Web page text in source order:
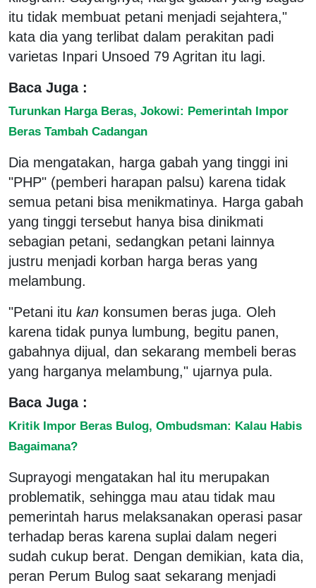
itu tidak membuat petani menjadi sejahtera,"
kata dia yang terlibat dalam perakitan padi
varietas Inpari Unsoed 79 Agritan itu lagi.
Baca Juga :
Turunkan Harga Beras, Jokowi: Pemerintah Impor
Beras Tambah Cadangan
Dia mengatakan, harga gabah yang tinggi ini
"PHP" (pemberi harapan palsu) karena tidak
semua petani bisa menikmatinya. Harga gabah
yang tinggi tersebut hanya bisa dinikmati
sebagian petani, sedangkan petani lainnya
justru menjadi korban harga beras yang
melambung.
"Petani itu kan konsumen beras juga. Oleh
karena tidak punya lumbung, begitu panen,
gabahnya dijual, dan sekarang membeli beras
yang harganya melambung," ujarnya pula.
Baca Juga :
Kritik Impor Beras Bulog, Ombudsman: Kalau Habis
Bagaimana?
Suprayogi mengatakan hal itu merupakan
problematik, sehingga mau atau tidak mau
pemerintah harus melaksanakan operasi pasar
terhadap beras karena suplai dalam negeri
sudah cukup berat. Dengan demikian, kata dia,
peran Perum Bulog saat sekarang menjadi